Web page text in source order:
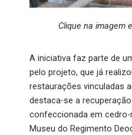
Clique na imagem
A iniciativa faz parte de
pelo projeto, que já
restaurações vinculadas
destaca-se a
confeccionada em
Museu do Regimento